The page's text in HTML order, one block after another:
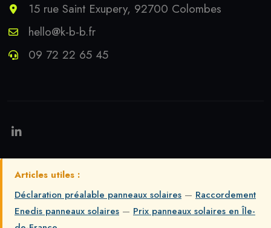
15 rue Saint Exupery, 92700 Colombes
hello@k-b-b.fr
09 72 22 65 45
Articles utiles :
Déclaration préalable panneaux solaires — Raccordement
Enedis panneaux solaires — Prix panneaux solaires en Île-